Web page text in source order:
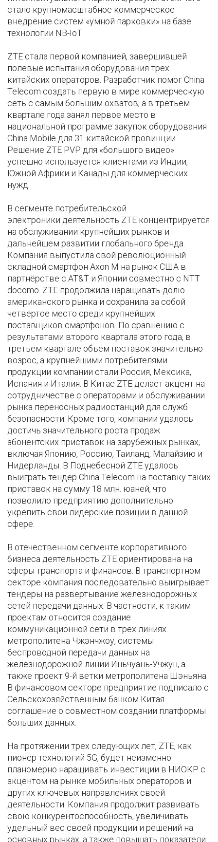
стало крупномасштабное коммерческое
внедрение систем «умной парковки» на базе
технологии NB-IoT.
ZTE стала первой компанией, завершившей
полевые испытания оборудования трёх
китайских операторов. Разработчик помог China
Telecom создать первую в мире коммерческую
сеть с самым большим охватов, а в третьем
квартале года занял первое место в
национальной программе закупок оборудования
China Mobile для 31 китайской провинции.
Решение ZTE PVP для «большого видео»
успешно используется клиентами из Индии,
Южной Африки и Канады для коммерческих
нужд.
В сегменте потребительской
электроники деятельность ZTE концентрируется
на обслуживании крупнейших рынков и
дальнейшем развитии глобального бренда.
Компания выпустила свой революционный
складной смартфон Axon M на рынок США в
партнёрстве с AT&T и Японии совместно с NTT
docomo. ZTE продолжила наращивать долю
американского рынка и сохранила за собой
четвёртое место среди крупнейших
поставщиков смартфонов. По сравнению с
результатами второго квартала этого года, в
третьем квартале объём поставок значительно
возрос, а крупнейшими потребителями
продукции компании стали Россия, Мексика,
Испания и Италия. В Китае ZTE делает акцент на
сотрудничестве с операторами и обслуживании
рынка переносных радиостанций для служб
безопасности. Кроме того, компании удалось
достичь значительного роста продаж
абонентских приставок на зарубежных рынках,
включая Японию, Россию, Таиланд, Малайзию и
Нидерланды. В Поднебесной ZTE удалось
выиграть тендер China Telecom на поставку таких
приставок на сумму 18 млн. юаней, что
позволило предприятию дополнительно
укрепить свои лидерские позиции в данной
сфере.
В отечественном сегменте корпоративного
бизнеса деятельность ZTE ориентирована на
сферы транспорта и финансов. В транспортном
секторе компания последовательно выигрывает
тендеры на развёртывание железнодорожных
сетей передачи данных. В частности, к таким
проектам относится создание
коммуникационной сети в трёх линиях
метрополитена Чжэнчжоу, системы
беспроводной передачи данных на
железнодорожной линии Иньчуань-Учжун, а
также проект 9-й ветки метрополитена Шэньяна.
В финансовом секторе предприятие подписало с
Сельскохозяйственным банком Китая
соглашение о совместном создании платформы
больших данных.
На протяжении трёх следующих лет, ZTE, как
пионер технологий 5G, будет неизменно
планомерно наращивать инвестиции в НИОКР с
акцентом на рынке мобильных операторов и
других ключевых направлениях своей
деятельности. Компания продолжит развивать
свою конкурентоспособность, увеличивать
удельный вес своей продукции и решений на
основных рынках, а также повышать показатели